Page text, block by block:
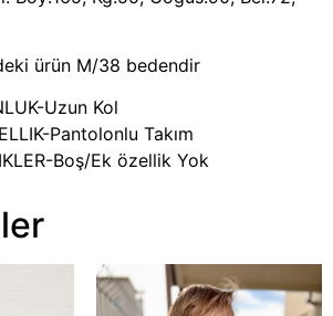
ürün M/38 bedendir
Uzun Kol
Pantolonlu Takım
Boş/Ek özellik Yok